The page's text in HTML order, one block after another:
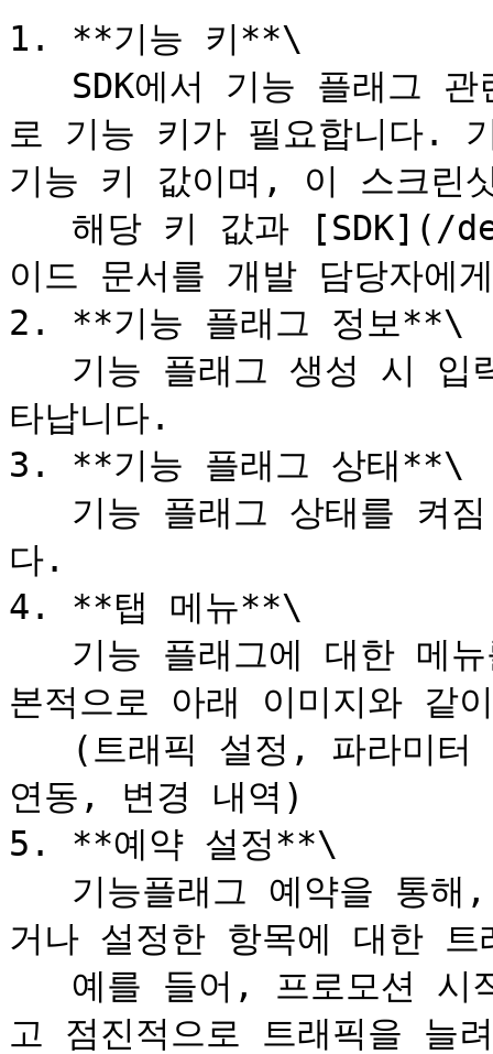
1. **기능 키**\
로 기능 키가 필요합니다.
기능 키 값이며, 이 스크린
이드 문서를 개발 담당자에
2. **기능 플래그 정보**\
타납니다.
3. **기능 플래그 상태**\
다.
4. **탭 메뉴**\
본적으로 아래 이미지와 같
연동, 변경 내역)
5. **예약 설정**\
거나 설정한 항목에 대한
고 점진적으로 트래픽을 늘